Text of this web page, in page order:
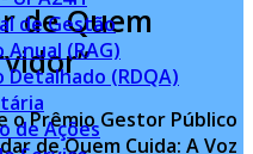
de Gestão
(RAG)
Detalhado (RDQA)
de Ações
de Quem